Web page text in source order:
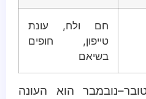
חם ולח, עונת
טייפון, חופים
בשיאם
הוא העונה